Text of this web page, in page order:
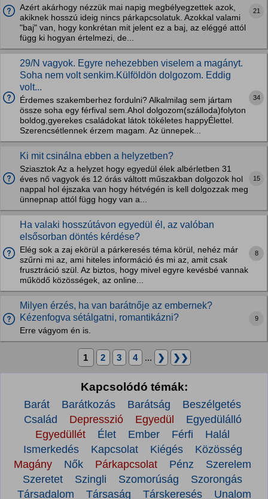
Azért akárhogy nézzük mai napig megbélyegzettek azok,
akiknek hosszú ideig nincs párkapcsolatuk. Azokkal valami
"baj" van, hogy konkrétan mit jelent ez a baj, az eléggé attól
függ ki hogyan értelmezi, de...
21
29/N vagyok. Egyre nehezebben viselem a magányt.
Soha nem volt senkim.Külföldön dolgozom. Eddig
volt...
Érdemes szakemberhez fordulni? Alkalmilag sem jártam
össze soha egy férfival sem.Ahol dolgozom(szálloda)folyton
boldog,gyerekes családokat látok tökéletes happyÉlettel.
Szerencsétlennek érzem magam. Az ünnepek...
34
Ki mit csinálna ebben a helyzetben?
Sziasztok Az a helyzet hogy egyedül élek albérletben 31
éves nő vagyok és 12 órás váltott műszakban dolgozok hol
nappal hol éjszaka van hogy hétvégén is kell dolgozzak meg
ünnepnap attól függ hogy van a...
15
Ha valaki hosszútávon egyedül él, az valóban
elsősorban döntés kérdése?
Elég sok a zaj ekörül a párkeresés téma körül, nehéz már
szűrni mi az, ami hiteles információ és mi az, amit csak
frusztráció szül. Az biztos, hogy mivel egyre kevésbé vannak
működő közösségek, az online...
8
Milyen érzés, ha van barátnője az embernek?
Kézenfogva sétálgatni, romantikázni?
Erre vágyom én is.
9
1 2 3 4 ... ❯ ❯❯
Kapcsolódó témák:
Barát Barátkozás Barátság
Beszélgetés
Család
Depresszió Egyedül
Egyedülálló
Egyedüllét
Élet Ember Férfi
Halál
Ismerkedés
Kapcsolat Kiégés
Közösség
Magány
Nők Párkapcsolat Pénz
Szerelem
Szeretet
Szingli Szomorúság
Szorongás
Társadalom
Társaság Társkeresés Unalom